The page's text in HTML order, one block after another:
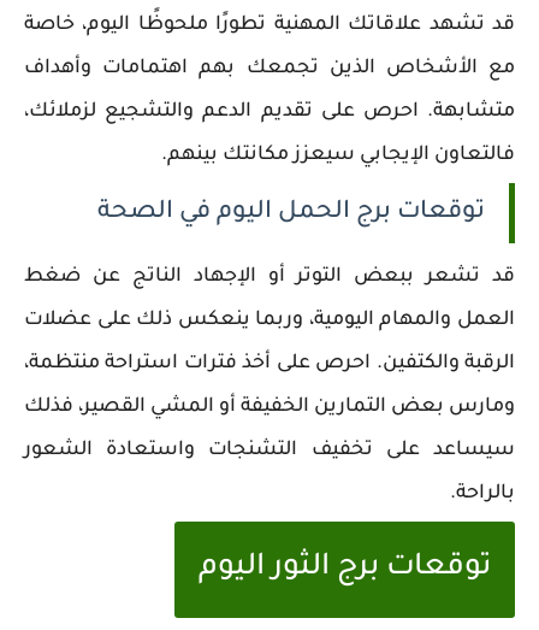
قد تشهد علاقاتك المهنية تطورًا ملحوظًا اليوم، خاصة
مع الأشخاص الذين تجمعك بهم اهتمامات وأهداف
متشابهة. احرص على تقديم الدعم والتشجيع لزملائك،
فالتعاون الإيجابي سيعزز مكانتك بينهم.
توقعات برج الحمل اليوم في الصحة
قد تشعر ببعض التوتر أو الإجهاد الناتج عن ضغط
العمل والمهام اليومية، وربما ينعكس ذلك على عضلات
الرقبة والكتفين. احرص على أخذ فترات استراحة منتظمة،
ومارس بعض التمارين الخفيفة أو المشي القصير، فذلك
سيساعد على تخفيف التشنجات واستعادة الشعور
بالراحة.
توقعات برج الثور اليوم